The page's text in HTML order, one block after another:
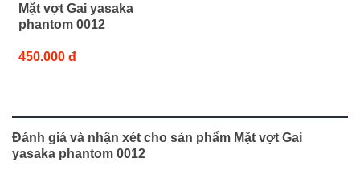
Mặt vợt Gai yasaka
phantom 0012
450.000 đ
Đánh giá và nhận xét cho sản phẩm Mặt vợt Gai
yasaka phantom 0012